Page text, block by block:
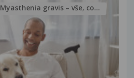
Myasthenia gravis – vše, co...